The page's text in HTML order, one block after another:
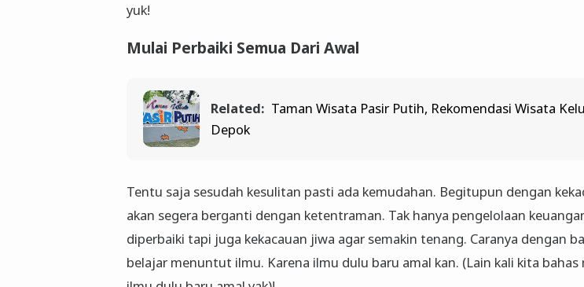
yuk!
Mulai Perbaiki Semua Dari Awal
Related: Taman Wisata Pasir Putih, Rekomendasi Wisata
Depok
Tentu saja sesudah kesulitan pasti ada kemudahan. Begitupun dengan
akan segera berganti dengan ketentraman. Tak hanya pengelolaan
diperbaiki tapi juga kekacauan jiwa agar semakin tenang. Caranya dengan
belajar menuntut ilmu. Karena ilmu dulu baru amal kan. (Lain kali kita bahas